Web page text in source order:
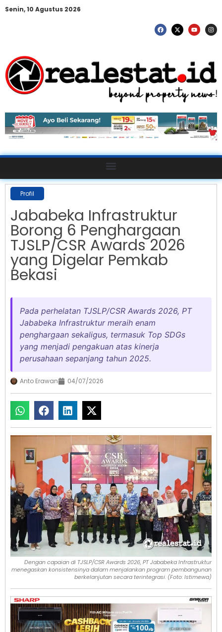
Senin, 10 Agustus 2026
Profil
Jababeka Infrastruktur
Borong 6 Penghargaan
TJSLP/CSR Awards 2026
yang Digelar Pemkab
Bekasi
Pada perhelatan TJSLP/CSR Awards 2026, PT
Jababeka Infrastruktur meraih enam
penghargaan sekaligus, termasuk Top SDGs
yang menjadi pengakuan atas kinerja
perusahaan sepanjang tahun 2025.
Anto Erawan 04/07/2026
Dengan capaian di TJSLP/CSR Awards 2026, PT Jababeka Infrastruktur
menegaskan konsistensinya dalam menjalankan program pembangunan
berkelanjutan secara terintegrasi. (Foto: Istimewa)